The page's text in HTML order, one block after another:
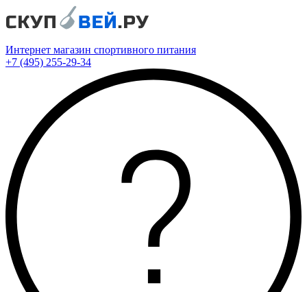
Интернет магазин спортивного питания
+7 (495) 255-29-34